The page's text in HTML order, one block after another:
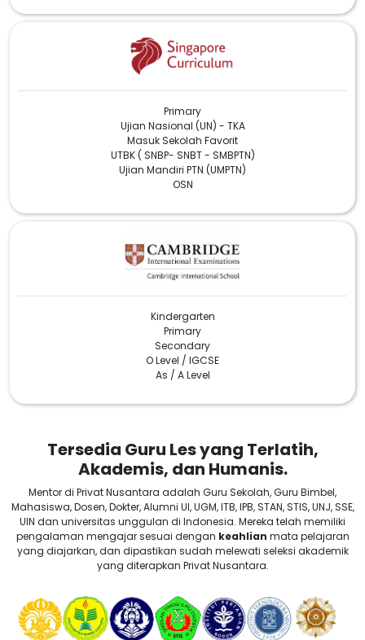
Primary
Ujian Nasional (UN) - TKA
Masuk Sekolah Favorit
UTBK ( SNBP- SNBT - SMBPTN)
Ujian Mandiri PTN (UMPTN)
OSN
Kindergarten
Primary
Secondary
O Level / IGCSE
As / A Level
Tersedia Guru Les yang Terlatih,
Akademis, dan Humanis.
Mentor di Privat Nusantara adalah Guru Sekolah, Guru Bimbel,
Mahasiswa, Dosen, Dokter, Alumni UI, UGM, ITB, IPB, STAN, STIS, UNJ, SSE,
UIN dan universitas unggulan di Indonesia. Mereka telah memiliki
pengalaman mengajar sesuai dengan keahlian mata pelajaran
yang diajarkan, dan dipastikan sudah melewati seleksi akademik
yang diterapkan Privat Nusantara.